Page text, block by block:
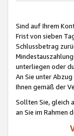
Sind auf Ihrem
Frist von sieben
Schlussbetrag
unterliegen oder
An Sie unter
Ihnen gemäß der
Sollten Sie, gleich
an Sie im Rahmen